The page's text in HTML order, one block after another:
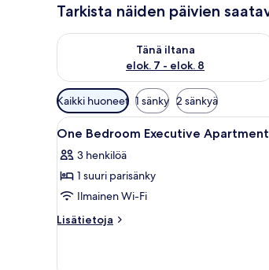
Tarkista näiden päivien
Tänä iltana
elok. 7 - elok. 8
Tarkista tämän illan saatavuus elok. 7 -
Huoneille
saatavilla
olevia
Kaikki huoneet 1 sänky 2 sänkyä
Avaa
kaikki
huonetyypin
One
Bedroom
Executive
14
One Bedroom Executive Apartment
3 henkilöä
1 suuri parisänky
Ilmainen Wi-Fi
Lisätietoja
Lisätietoja